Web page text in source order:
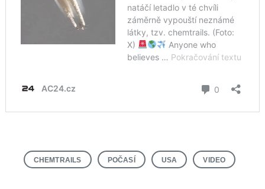
CHEMTRAILS POČASÍ USA VIDEO